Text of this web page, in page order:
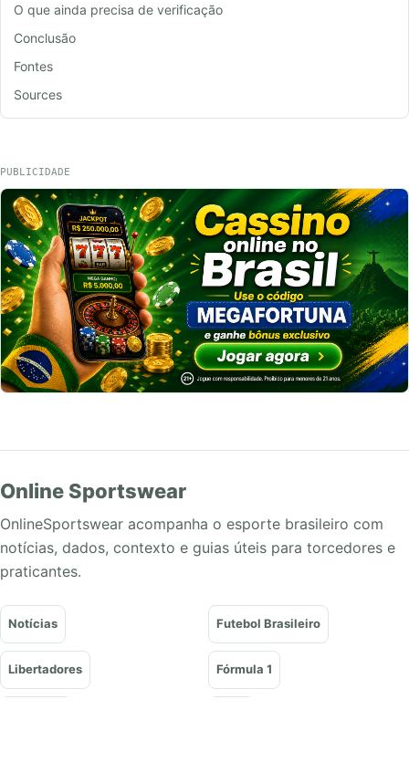
O que ainda precisa de verificação
Conclusão
Fontes
Sources
PUBLICIDADE
Online Sportswear
OnlineSportswear acompanha o esporte brasileiro com
notícias, dados, contexto e guias úteis para torcedores e
praticantes.
Notícias Futebol Brasileiro
Libertadores Fórmula 1